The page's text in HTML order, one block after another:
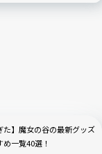
た】魔女の谷の最新グッズ
一覧40選！